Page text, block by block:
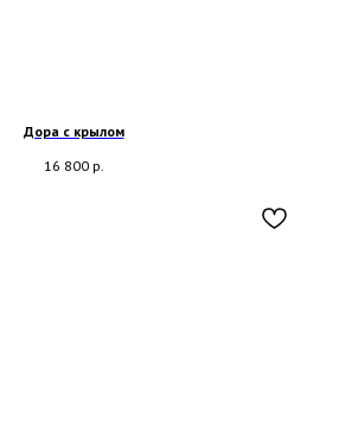
Дора с крылом
16 800 р.